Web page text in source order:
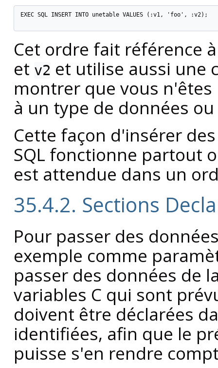
EXEC SQL INSERT INTO unetable VALUES (:v1, 'foo', :v2);
Cet ordre fait référence
et v2 et utilise aussi une
montrer que vous
à un type de données
Cette façon d'insérer
SQL fonctionne partout
est attendue dans un
35.4.2. Sections
Pour passer des
exemple comme
passer des données de
variables C qui sont
doivent être déclarées
identifiées, afin que le
puisse s'en rendre